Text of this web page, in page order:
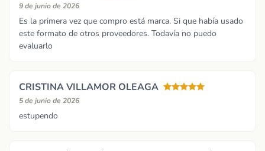
9 de junio de 2026
Es la primera vez que compro está marca. Si que había usado
este formato de otros proveedores. Todavía no puedo
evaluarlo
CRISTINA VILLAMOR OLEAGA
5 de junio de 2026
estupendo